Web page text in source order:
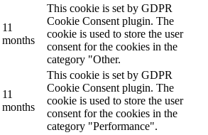
11
months
This cookie is set by GDPR
Cookie Consent plugin. The
cookie is used to store the user
consent for the cookies in the
category "Other.
11
months
This cookie is set by GDPR
Cookie Consent plugin. The
cookie is used to store the user
consent for the cookies in the
category "Performance".